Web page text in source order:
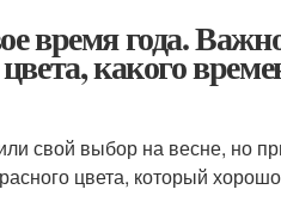
время года.
какого
свой выбор на весне, но
цвета, который